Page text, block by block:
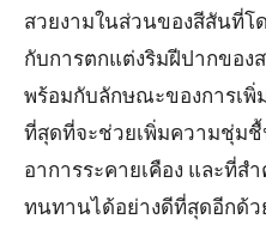
สวยงามในส่วนของสีสันที่โ
กับการตกแต่งริมฝีปากของ
พร้อมกับลักษณะของการเพิ่
ที่สุดที่จะช่วยเพิ่มความชุ่ม
อาการระคายเคือง และที่
ทนทานได้อย่างดีที่สุดอีกด้